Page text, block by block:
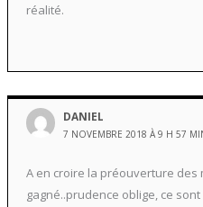
réalité.
DANIEL
7 NOVEMBRE 2018 À 9 H 57
A en croire la préouverture des
gagné..prudence oblige, ce